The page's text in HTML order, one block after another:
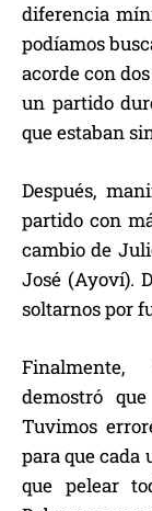
diferencia
podíamos
acorde con
un partido
que estaban
Después,
partido con
cambio de
José (Ayoví).
soltarnos por
Finalmente,
demostró
Tuvimos
para que cada
que pelear